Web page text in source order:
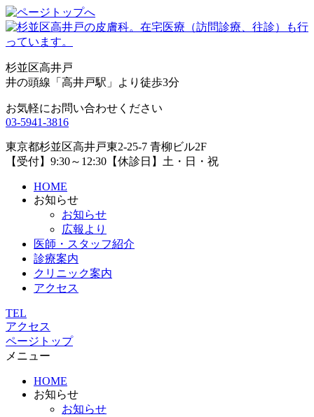
杉並区高井戸
井の頭線「高井戸駅」より徒歩3分
お気軽にお問い合わせください
03-5941-3816
東京都杉並区高井戸東2-25-7 青柳ビル2F
【受付】9:30～12:30【休診日】土・日・祝
HOME
お知らせ
お知らせ
広報より
医師・スタッフ紹介
診療案内
クリニック案内
アクセス
TEL
アクセス
ページトップ
メニュー
HOME
お知らせ
お知らせ